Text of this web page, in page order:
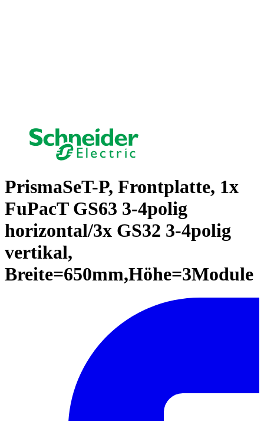
PrismaSeT-P, Frontplatte, 1x
FuPacT GS63 3-4polig
horizontal/3x GS32 3-4polig
vertikal,
Breite=650mm,Höhe=3Module